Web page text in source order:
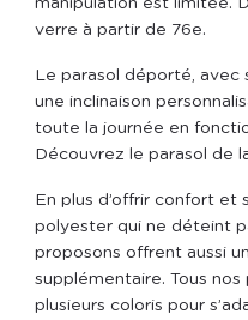
verre à partir de 76e.
Le parasol déporté, avec
une inclinaison
toute la journée en
Découvrez le parasol de
En plus d’offrir confort et
polyester qui ne déteint
proposons offrent aussi
supplémentaire. Tous
plusieurs coloris pour